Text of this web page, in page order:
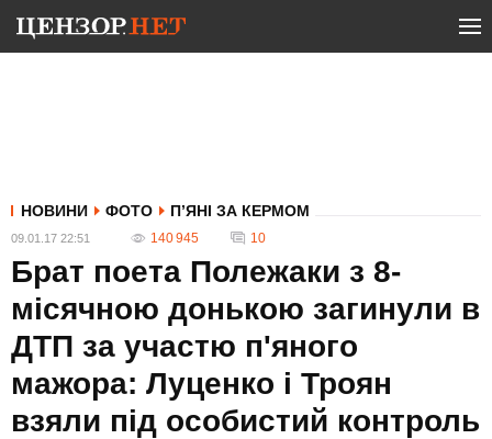
НОВИНИ ФОТО П’ЯНІ ЗА КЕРМОМ
09.01.17 22:51 140 945 10
Брат поета Полежаки з 8-
місячною донькою загинули в
ДТП за участю п'яного
мажора: Луценко і Троян
взяли під особистий контроль